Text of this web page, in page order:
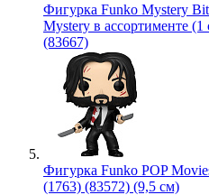
Фигурка Funko Mystery
Mystery в ассортименте
(83667)
Фигурка Funko POP
(1763) (83572) (9,5 см)